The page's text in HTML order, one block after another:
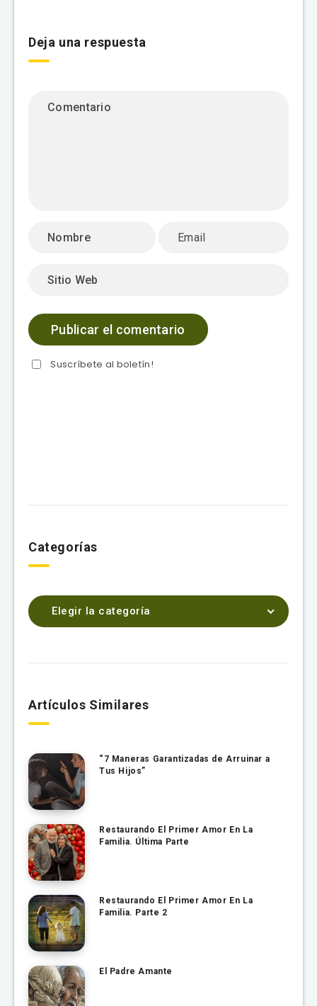
Deja una respuesta
Suscríbete al boletín!
Categorías
Elegir la categoría
Artículos Similares
“7 Maneras Garantizadas de Arruinar a
Tus Hijos”
Restaurando El Primer Amor En La
Familia. Última Parte
Restaurando El Primer Amor En La
Familia. Parte 2
El Padre Amante